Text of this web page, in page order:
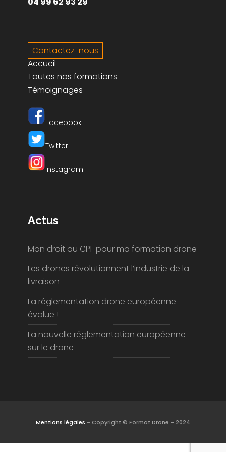
88500 JUVAINCOURT
Contactez-nous
Accueil
Toutes nos formations
Témoignages
Facebook
Mon droit au CPF pour ma formation drone
Les drones révolutionnent l’industrie de la
livraison
La réglementation drone européenne
évolue !
La nouvelle réglementation européenne